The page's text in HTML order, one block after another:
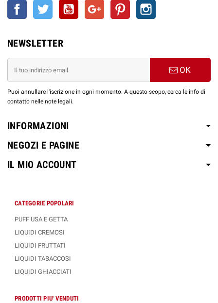
Facebook Twitter YouTube Google+ Pinterest
NEWSLETTER
OK
Puoi annullare l'iscrizione in ogni momento. A questo scopo, cerca le info di
contatto nelle note legali.
INFORMAZIONI
NEGOZI E PAGINE
IL MIO ACCOUNT
CATEGORIE POPOLARI
PUFF USA E GETTA
LIQUIDI CREMOSI
LIQUIDI FRUTTATI
LIQUIDI TABACCOSI
LIQUIDI GHIACCIATI
PRODOTTI PIU' VENDUTI